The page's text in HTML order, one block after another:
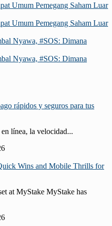
Umum Pemegang Saham Luar
Umum Pemegang Saham Luar
Nyawa, #SOS: Dimana
Nyawa, #SOS: Dimana
rápidos y seguros para tus
línea, la velocidad...
Wins and Mobile Thrills for
at MyStake MyStake has